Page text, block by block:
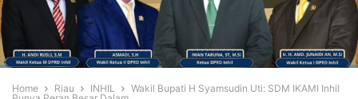
Home Riau INHIL
Wakil Bupati H Syamsudin Uti: SDM IKAMI Inhil